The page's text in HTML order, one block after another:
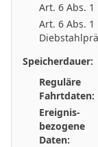
Art. 6 Abs.
Art. 6 Abs.
Speicherdauer:
Reguläre
Fahrtdaten:
Ereignis-
bezogene
Daten: